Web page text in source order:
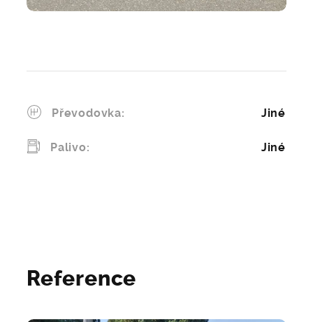
Převodovka: Jiné
Palivo: Jiné
Reference